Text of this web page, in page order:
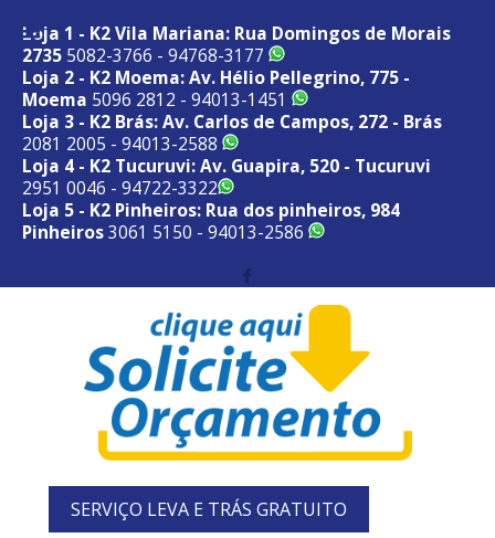
Loja 1 - K2 Vila Mariana: Rua Domingos de Morais
2735 5082-3766 - 94768-3177
Loja 2 - K2 Moema: Av. Hélio Pellegrino, 775 -
Moema 5096 2812 - 94013-1451
Loja 3 - K2 Brás: Av. Carlos de Campos, 272 - Brás
2081 2005 - 94013-2588
Loja 4 - K2 Tucuruvi: Av. Guapira, 520 - Tucuruvi
2951 0046 - 94722-3322
Loja 5 - K2 Pinheiros: Rua dos pinheiros, 984
Pinheiros3061 5150 - 94013-2586
SERVIÇO LEVA E TRÁS GRATUITO